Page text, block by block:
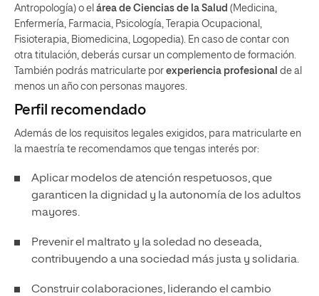
Antropología) o el área de Ciencias de la Salud (Medicina,
Enfermería, Farmacia, Psicología, Terapia Ocupacional,
Fisioterapia, Biomedicina, Logopedia). En caso de contar con
otra titulación, deberás cursar un complemento de formación.
También podrás matricularte por experiencia profesional de al
menos un año con personas mayores.
Perfil recomendado
Además de los requisitos legales exigidos, para matricularte en
la maestría te recomendamos que tengas interés por:
Aplicar modelos de atención respetuosos, que
garanticen la dignidad y la autonomía de los adultos
mayores.
Prevenir el maltrato y la soledad no deseada,
contribuyendo a una sociedad más justa y solidaria.
Construir colaboraciones, liderando el cambio